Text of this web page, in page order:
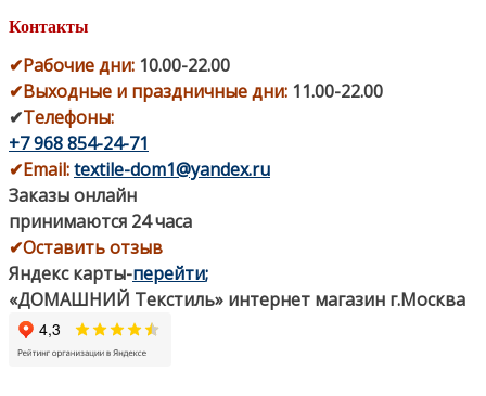
Контакты
✔Рабочие дни: 10.00-22.00
✔Выходные и праздничные дни: 11.00-22.00
✔Телефоны:
+7 968 854-24-71
✔Email:textile-dom1@yandex.ru
Заказы онлайн
принимаются 24 часа
✔Оставить отзыв
Яндекс карты-перейти;
«ДОМАШНИЙ Текстиль» интернет магазин г.Москва